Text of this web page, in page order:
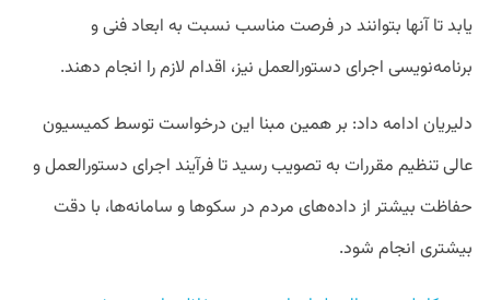
یابد تا آنها بتوانند در فرصت مناسب نسبت به ابعاد فنی و
برنامه‌نویسی اجرای دستورالعمل نیز، اقدام لازم را انجام دهند.
دلیریان ادامه داد: بر همین مبنا این درخواست توسط کمیسیون
عالی تنظیم مقررات به تصویب رسید تا فرآیند اجرای دستورالعمل و
حفاظت بیشتر از داده‌های مردم در سکوها و سامانه‌ها، با دقت
بیشتری انجام شود.